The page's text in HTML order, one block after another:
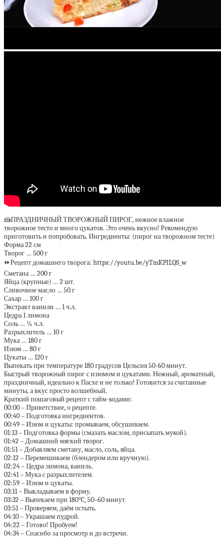
🍰ПРАЗДНИЧНЫЙ ТВОРОЖНЫЙ ПИРОГ, нежное влажное
творожное тесто и много цукатов. Это очень вкусно! Рекомендую
приготовить и попробовать. Ингредиенты: (пирог на творожном тесте)
Форма 22 см
Творог … 500 г
⏩Рецепт домашнего творога: https://youtu.be/yTmKPILQS_w
Сметана … 200 г
Яйца (крупные) … 2 шт.
Сливочное масло … 50 г
Сахар … 100 г
Экстракт ванили … 1 ч.л.
Цедра 1 лимона
Соль … ¼ ч.л.
Разрыхлитель … 10 г
Мука … 180 г
Изюм … 80 г
Цукаты … 120 г
Выпекать при температуре 180 градусов Цельсия 50-60 минут.
Быстрый творожный пирог с изюмом и цукатами. Нежный, ароматный,
праздничный, идеально к Пасхе и не только! Готовится за считанные
минуты, а вкус просто волшебный.
Краткий пошаговый рецепт с тайм-кодами:
00:00 – Приветствие, о рецепте.
00:40 – Подготовка ингредиентов.
00:49 – Изюм и цукаты: промываем, обсушиваем.
01:13 – Подготовка формы (смазать маслом, присыпать мукой).
01:42 – Домашний мягкий творог.
01:51 – Добавляем сметану, масло, соль, яйца.
02:12 – Перемешиваем (блендером или вручную).
02:24 – Цедра лимона, ваниль.
02:41 – Мука с разрыхлителем.
02:59 – Изюм и цукаты.
03:11 – Выкладываем в форму.
03:32 – Выпекаем при 180°C, 50–60 минут.
03:51 – Проверяем, даём остыть.
04:10 – Украшаем пудрой.
04:22 – Готово! Пробуем!
04:34 – Спасибо за просмотр и до встречи.